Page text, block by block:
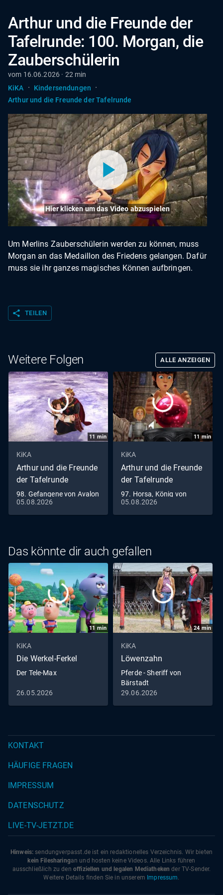
Arthur und die Freunde der
Tafelrunde: 100. Morgan, die
Zauberschülerin
vom 16.06.2026 · 22 min
KiKA
· Kindersendungen ·
Arthur und die Freunde der Tafelrunde
Hier klicken um das Video abzuspielen
Um Merlins Zauberschülerin werden zu können, muss
Morgan an das Medaillon des Friedens gelangen. Dafür
muss sie ihr ganzes magisches Können aufbringen.
share TEILEN
Weitere Folgen ALLE ANZEIGEN
11 min
KiKA
Arthur und die Freunde
der Tafelrunde
98. Gefangene von Avalon
05.08.2026
11 min
KiKA
Arthur und die Freunde
der Tafelrunde
97. Horsa, König von
Britannien
05.08.2026
Das könnte dir auch gefallen
11 min
KiKA
Die Werkel-Ferkel
Der Tele-Max
26.05.2026
24 min
KiKA
Löwenzahn
Pferde - Sheriff von
Bärstadt
29.06.2026
KONTAKT
HÄUFIGE FRAGEN
IMPRESSUM
DATENSCHUTZ
LIVE-TV-JETZT.DE
Hinweis: sendungverpasst.de ist ein redaktionelles Verzeichnis. Wir bieten
kein Filesharingan und hosten keine Videos. Alle Links führen
ausschließlich zu den offiziellen und legalen Mediatheken der TV-Sender.
Weitere Details finden Sie in unserem Impressum.